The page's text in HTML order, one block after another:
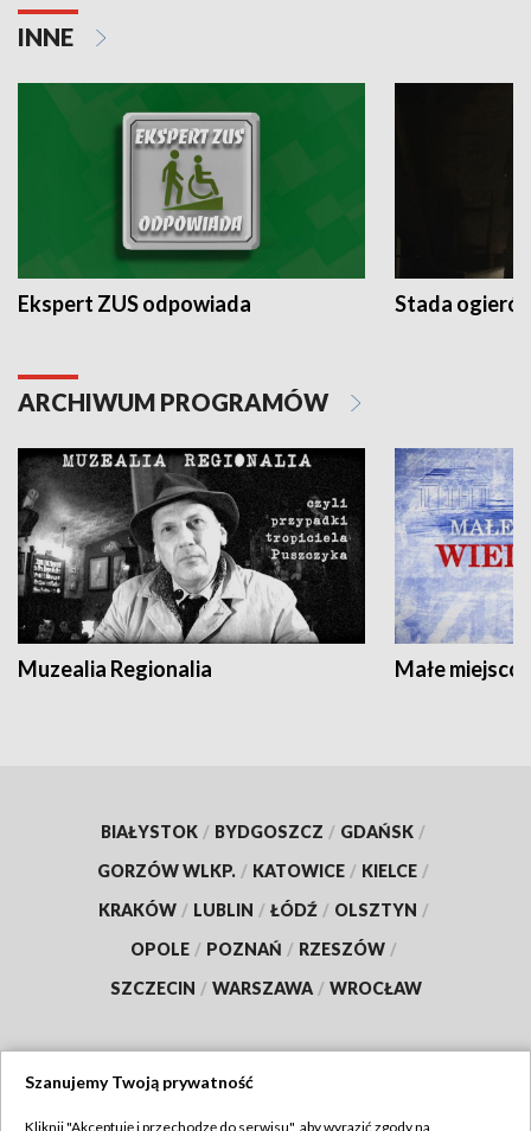
INNE
Ekspert ZUS odpowiada Stada
ARCHIWUM PROGRAMÓW
Muzealia Regionalia Małe
BIAŁYSTOK / BYDGOSZCZ / GDAŃSK /
GORZÓW WLKP. / KATOWICE / KIELCE /
KRAKÓW / LUBLIN / ŁÓDŹ / OLSZTYN /
OPOLE / POZNAŃ / RZESZÓW /
SZCZECIN / WARSZAWA / WROCŁAW
Szanujemy Twoją prywatność
Kliknij "Akceptuję i przechodzę do serwisu", aby wyrazić zgody na